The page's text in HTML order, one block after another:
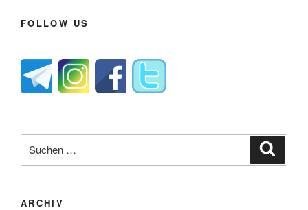
FOLLOW US
nach:
ARCHIV